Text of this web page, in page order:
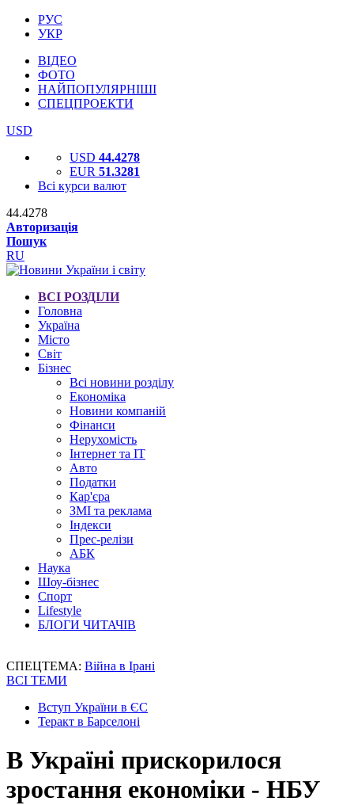
РУС
УКР
ВІДЕО
ФОТО
НАЙПОПУЛЯРНІШІ
СПЕЦПРОЕКТИ
USD
USD 44.4278
EUR 51.3281
Всі курси валют
44.4278
Авторизація
Пошук
RU
ВСІ РОЗДІЛИ
Головна
Україна
Місто
Світ
Бізнес
Всі новини розділу
Економіка
Новини компаній
Фінанси
Нерухомість
Інтернет та IT
Авто
Податки
Кар'єра
ЗМІ та реклама
Індекси
Прес-релізи
АБК
Наука
Шоу-бізнес
Спорт
Lifestyle
БЛОГИ ЧИТАЧІВ
СПЕЦТЕМА: Війна в Ірані
ВСІ ТЕМИ
Вступ України в ЄС
Теракт в Барселоні
В Україні прискорилося
зростання економіки - НБУ